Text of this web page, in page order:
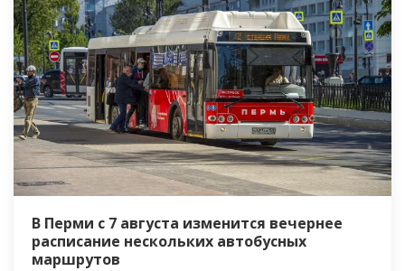
В Перми с 7 августа изменится вечернее
расписание нескольких автобусных
маршрутов